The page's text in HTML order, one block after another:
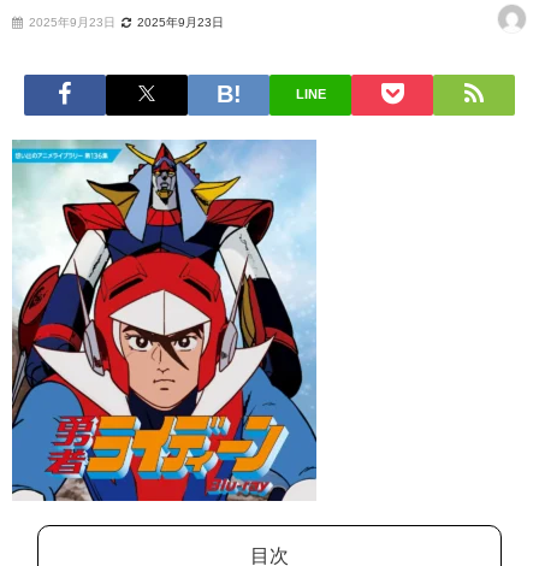
2025年9月23日 2025年9月23日
LINE
目次